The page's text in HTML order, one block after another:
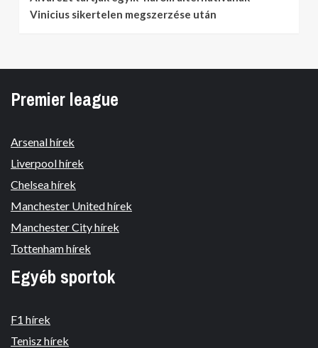
Vinicius sikertelen megszerzése után
Premier league
Arsenal hírek
Liverpool hírek
Chelsea hírek
Manchester United hírek
Manchester City hírek
Tottenham hírek
Egyéb sportok
F1 hírek
Tenisz hírek